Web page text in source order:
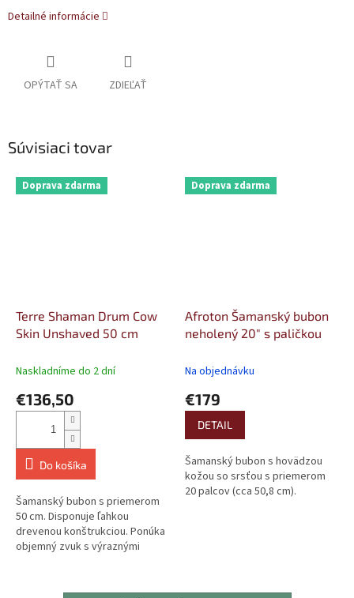
Detailné informácie
OPÝTAŤ SA ZDIEĽAŤ
Súvisiaci tovar
Doprava zdarma
Terre Shaman Drum Cow
Skin Unshaved 50 cm
Naskladníme do 2 dní
€136,50
Do košíka
Šamanský bubon s priemerom
50 cm. Disponuje ľahkou
drevenou konštrukciou. Ponúka
objemný zvuk s výraznými
Doprava zdarma
Afroton Šamanský bubon
neholený 20" s paličkou
Na objednávku
€179
DETAIL
Šamanský bubon s hovädzou
kožou so srsťou s priemerom
20 palcov (cca 50,8 cm).